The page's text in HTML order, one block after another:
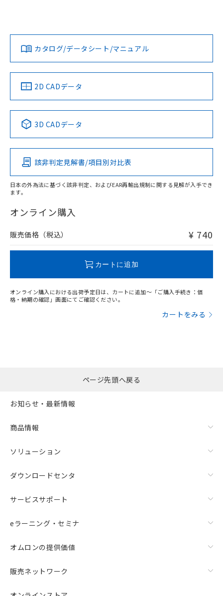
カタログ/データシート/マニュアル
2D CADデータ
3D CADデータ
該非判定見解書/項目別対比表
日本の外為法に基づく該非判定、およびEAR再輸出規制に関する見解が入手でき
ます。
オンライン購入
販売価格（税込） ¥ 740
カートに追加
オンライン購入における出荷予定日は、カートに追加～「ご購入手続き：価
格・納期の確認」画面にてご確認ください。
カートをみる
お客様が当ウェブサイト上で当社にご
登録された部品リストについて、当社
および当社の共同利用者が、当社の製
品・サービスに関するお客様との取
引・商談に必要な範囲で利用すること
をご了承ください。
※当社の共同利用者とは、"個人情報
の共同利用に関して"
とができます。
EU RoHS指令（10物質）の非含有証明書
51物質の非含有証明書（当社基準）
※本証明書は発行日時点で非含有を証明す
るもので、過去に遡って非含有を証明する
ものではありません。
また、RoHS指令のフタル酸エステル類４
荷製品に未対応品が混在することから備考
していることから、特段のことがない限
す。
「－」：未確認です。当社販売部門へお問
い合わせください。
合意する
ページ先頭へ戻る
お知らせ・最新情報
商品情報
ソリューション
ダウンロードセンタ
サービスサポート
eラーニング・セミナ
オムロンの提供価値
販売ネットワーク